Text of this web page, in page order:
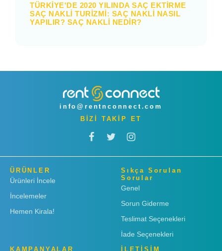
TÜRKIYE'DE 2020 YILINDA SAÇ EKTIRME
SAÇ NAKLI TURIZMI: SAÇ NAKLI NASIL
YAPILIR? SAÇ NAKLI NEDIR?
info@rentnconnect.com
BİZİ TAKİP ET
ÜRÜNLER
Ürünleri İncele
İncelemeler
Hemen Kirala!
Sıkça Sorulan
Sorular
Genel
Sorun Giderme
Teslimat Seçenekleri
İade Seçenekleri
KAMPANYALAR İLETİŞİM